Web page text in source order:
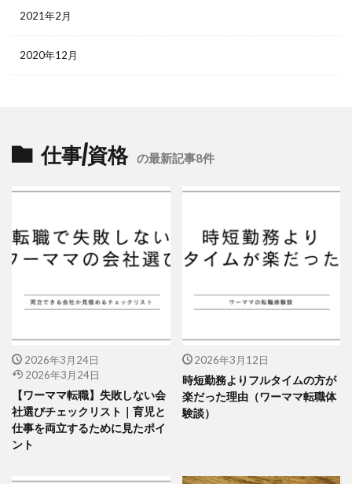
2021年2月
2020年12月
仕事/資格 の最新記事8件
2026年3月24日
2026年3月24日
【ワーママ転職】失敗しない会
社選びチェックリスト｜育児と
仕事を両立するために見たポイ
ント
2026年3月12日
時短勤務よりフルタイムの方が
楽だった理由（ワーママ転職体
験談）